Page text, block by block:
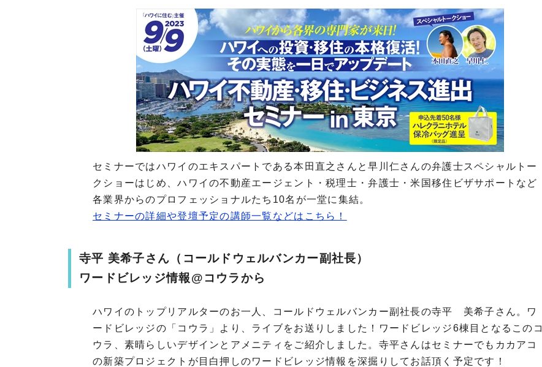
セミナーではハワイのエキスパートである本田直之さんと早川仁さんの弁護士スペシャルトー
クショーはじめ、ハワイの不動産エージェント・税理士・弁護士・米国移住ビザサポートなど
各業界からのプロフェッショナルたち10名が一堂に集結。
セミナーの詳細や登壇予定の講師一覧などはこちら！
寺平 美希子さん（コールドウェルバンカー副社長）
ワードビレッジ情報@コウラから
ハワイのトップリアルターのお一人、コールドウェルバンカー副社長の寺平 美希子さん。ワ
ードビレッジの「コウラ」より、ライブをお送りしました！ワードビレッジ6棟目となるこのコ
ウラ、素晴らしいデザインとアメニティをご紹介しました。寺平さんはセミナーでもカカアコ
の新築プロジェクトが目白押しのワードビレッジ情報を深掘りしてお話頂く予定です！